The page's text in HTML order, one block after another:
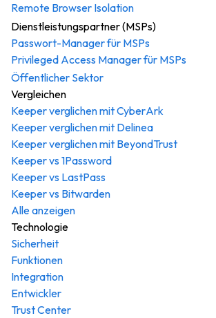
Remote Browser Isolation
Dienstleistungspartner (MSPs)
Passwort-Manager für MSPs
Privileged Access Manager für MSPs
Öffentlicher Sektor
Vergleichen
Keeper verglichen mit CyberArk
Keeper verglichen mit Delinea
Keeper verglichen mit BeyondTrust
Keeper vs 1Password
Keeper vs LastPass
Keeper vs Bitwarden
Alle anzeigen
Technologie
Sicherheit
Funktionen
Integration
Entwickler
Trust Center